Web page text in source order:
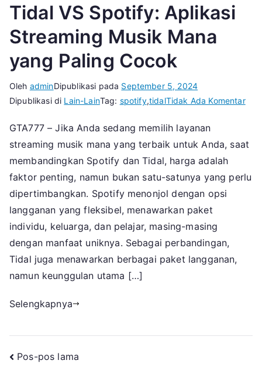
Tidal VS Spotify: Aplikasi
Streaming Musik Mana
yang Paling Cocok
Oleh adminDipublikasi pada September 5, 2024
Dipublikasi di Lain-LainTag: spotify,tidalTidak Ada Komentar
GTA777 – Jika Anda sedang memilih layanan
streaming musik mana yang terbaik untuk Anda, saat
membandingkan Spotify dan Tidal, harga adalah
faktor penting, namun bukan satu-satunya yang perlu
dipertimbangkan. Spotify menonjol dengan opsi
langganan yang fleksibel, menawarkan paket
individu, keluarga, dan pelajar, masing-masing
dengan manfaat uniknya. Sebagai perbandingan,
Tidal juga menawarkan berbagai paket langganan,
namun keunggulan utama […]
Selengkapnya
Navigasi
Pos-pos lama